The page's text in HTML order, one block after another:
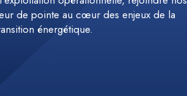
de pointe au cœur des enjeux de la
énergétique.